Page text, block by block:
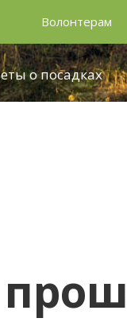
Волонтерам
о посадках